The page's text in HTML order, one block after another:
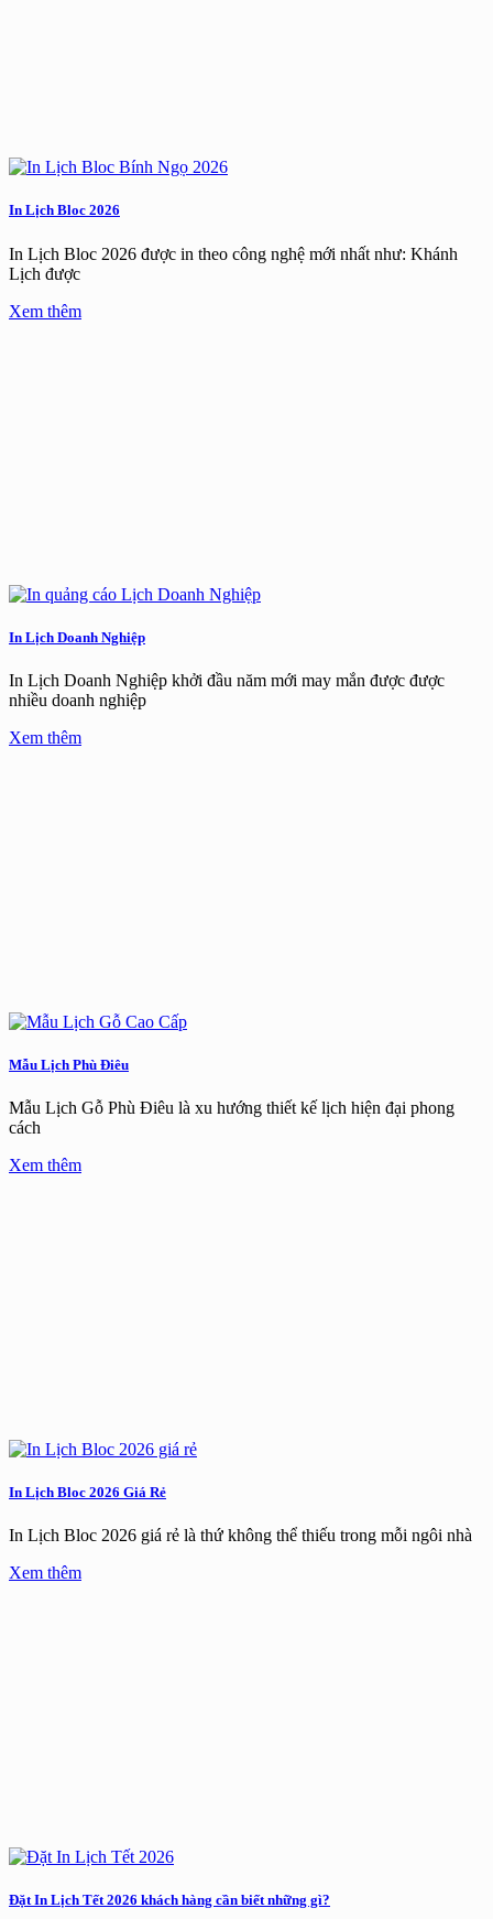
In Lịch Bloc 2026
In Lịch Bloc 2026 được in theo công nghệ mới nhất như: Khánh
Lịch được
Xem thêm
In Lịch Doanh Nghiệp
In Lịch Doanh Nghiệp khởi đầu năm mới may mắn được được
nhiều doanh nghiệp
Xem thêm
Mẫu Lịch Phù Điêu
Mẫu Lịch Gỗ Phù Điêu là xu hướng thiết kế lịch hiện đại phong
cách
Xem thêm
In Lịch Bloc 2026 Giá Rẻ
In Lịch Bloc 2026 giá rẻ là thứ không thể thiếu trong mỗi ngôi nhà
Xem thêm
Đặt In Lịch Tết 2026 khách hàng cần biết những gì?